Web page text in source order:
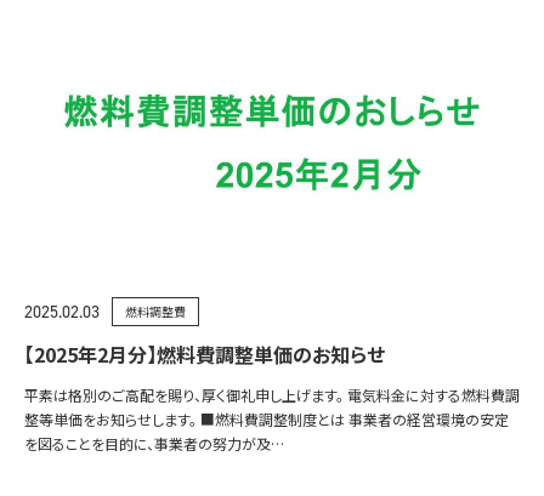
2025.02.03 燃料調整費
【2025年2月分】燃料費調整単価のお知らせ
平素は格別のご高配を賜り、厚く御礼申し上げます。 電気料金に対する燃料費調
整等単価をお知らせします。 ■燃料費調整制度とは 事業者の経営環境の安定
を図ることを目的に、事業者の努力が及…